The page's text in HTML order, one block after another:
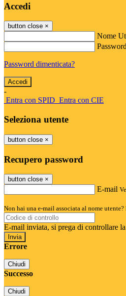
Accedi
button close ×
Nome
Password dimenticata?
-
Entra con SPID Entra con CIE
Seleziona utente
button close ×
Recupero password
button close ×
E-mail
Non hai una e-mail associata al nome
E-mail inviata, si prega di controllare
Errore
Chiudi
Successo
Chiudi